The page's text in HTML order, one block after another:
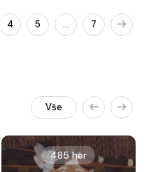
4 5 … 7
Vše
485 her